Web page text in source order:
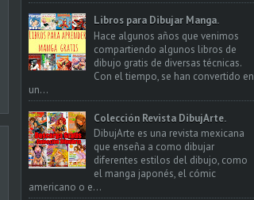
Libros para Dibujar Manga.
Hace algunos años que venimos
compartiendo algunos libros de
dibujo gratis de diversas técnicas.
Con el tiempo, se han convertido en
un...
Colección Revista DibujArte.
DibujArte es una revista mexicana
que enseña a como dibujar
diferentes estilos del dibujo, como
el manga japonés, el cómic
americano o e...